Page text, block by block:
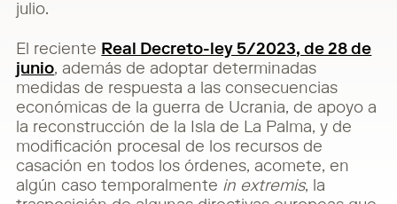
julio.
El reciente Real Decreto-ley 5/2023, de 28 de
junio, además de adoptar determinadas
medidas de respuesta a las consecuencias
económicas de la guerra de Ucrania, de apoyo a
la reconstrucción de la Isla de La Palma, y de
modificación procesal de los recursos de
casación en todos los órdenes, acomete, en
algún caso temporalmente in extremis, la